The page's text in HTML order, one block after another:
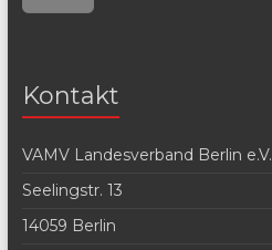
Kontakt
VAMV Landesverband Berlin e.V.
Seelingstr. 13
14059 Berlin